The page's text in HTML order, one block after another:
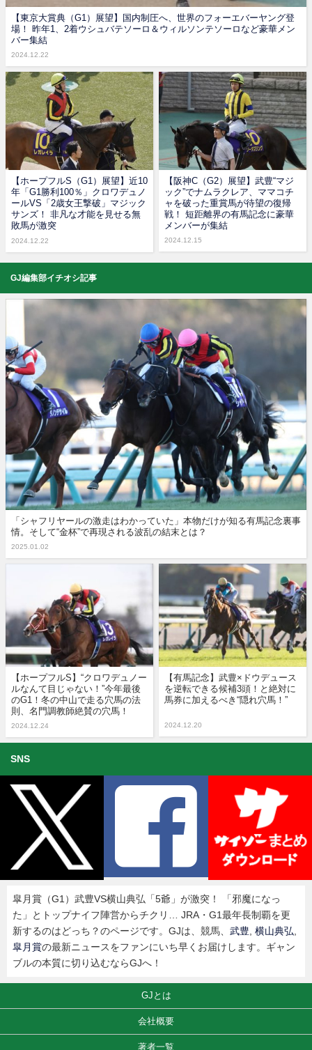
【東京大賞典（G1）展望】国内制圧へ、世界のフォーエバーヤング登
場！ 昨年1、2着ウシュバテソーロ＆ウィルソンテソーロなど豪華メン
バー集結
2024.12.22
【ホープフルS（G1）展望】近10
年「G1勝利100％」クロワデュノ
ールVS「2歳女王撃破」マジック
サンズ！ 非凡な才能を見せる無
敗馬が激突
2024.12.22
【阪神C（G2）展望】武豊“マジ
ック”でナムラクレア、ママコチ
ャを破った重賞馬が待望の復帰
戦！ 短距離界の有馬記念に豪華
メンバーが集結
2024.12.15
GJ編集部イチオシ記事
「シャフリヤールの激走はわかっていた」本物だけが知る有馬記念裏事
情。そして“金杯”で再現される波乱の結末とは？
2025.01.02
【ホープフルS】“クロワデュノー
ルなんて目じゃない！”今年最後
のG1！冬の中山で走る穴馬の法
則、名門調教師絶賛の穴馬！
2024.12.24
【有馬記念】武豊×ドウデュース
を逆転できる候補3頭！と絶対に
馬券に加えるべき“隠れ穴馬！”
2024.12.20
SNS
皐月賞（G1）武豊VS横山典弘「5爺」が激突！ 「邪魔になっ
た」とトップナイフ陣営からチクリ… JRA・G1最年長制覇を更
新するのはどっち？のページです。GJは、競馬、 武豊 横山典弘
皐月賞の最新ニュースをファンにいち早くお届けします。ギャン
ブルの本質に切り込むならGJへ！
GJとは
会社概要
著者一覧